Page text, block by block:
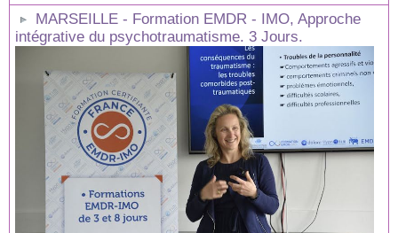
MARSEILLE - Formation EMDR - IMO, Approche
intégrative du psychotraumatisme. 3 Jours.